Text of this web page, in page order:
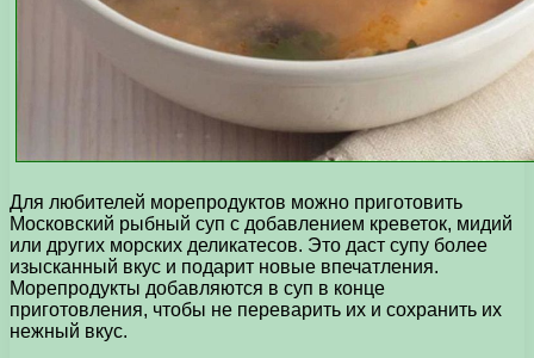
Для любителей морепродуктов можно приготовить
Московский рыбный суп с добавлением креветок, мидий
или других морских деликатесов. Это даст супу более
изысканный вкус и подарит новые впечатления.
Морепродукты добавляются в суп в конце
приготовления, чтобы не переварить их и сохранить их
нежный вкус.